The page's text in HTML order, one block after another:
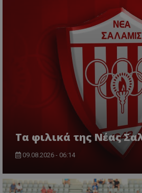
Τα φιλικά της Νέας
09.08.2026 - 06:14